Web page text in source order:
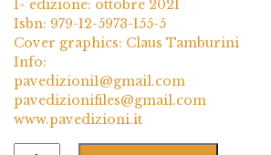
1^ edizione: ottobre 2021
Isbn: 979-12-5973-155-5
Cover graphics: Claus Tamburini
Info:
pavedizioni1@gmail.com
pavedizionifiles@gmail.com
www.pavedizioni.it